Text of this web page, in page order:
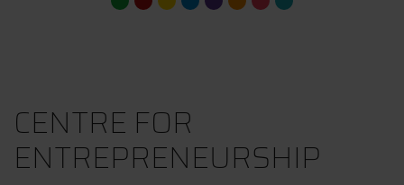
CENTRE FOR
ENTREPRENEURSHIP